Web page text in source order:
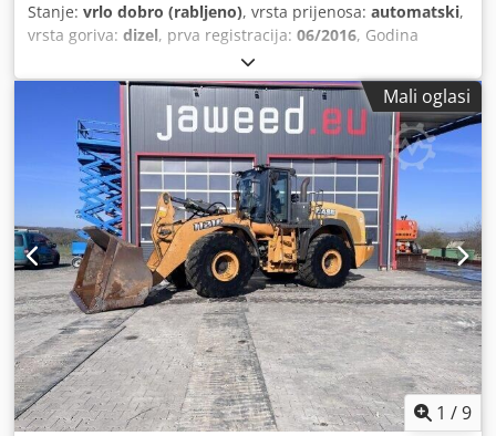
Stanje: vrlo dobro (rabljeno), vrsta prijenosa: automatski,
vrsta goriva: dizel, prva registracija: 06/2016, Godina
, radni sati:2.058 h
Mali oglasi
1 /9